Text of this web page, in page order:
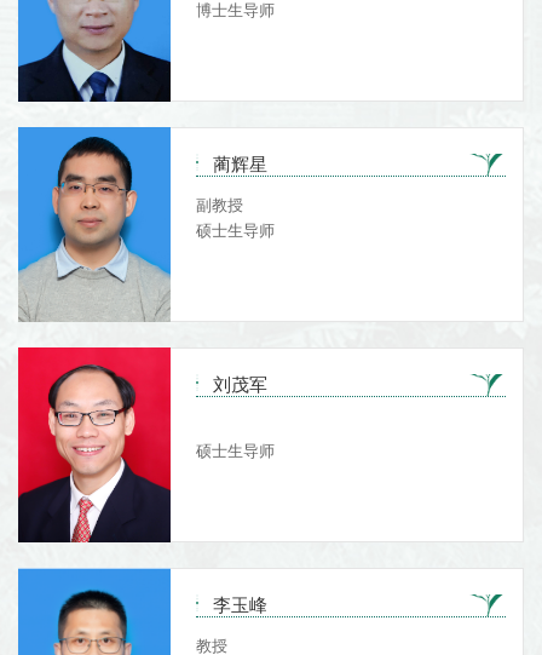
博士生导师
蔺辉星
副教授
硕士生导师
刘茂军
硕士生导师
李玉峰
教授